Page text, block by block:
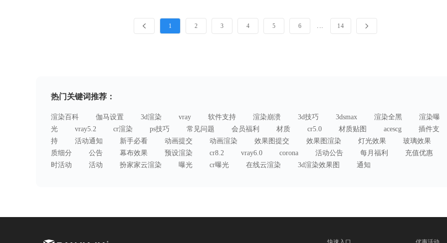
1 2 3 4 5 6 14
热门关键词推荐：
渲染百科 伽马设置 3d渲染 vray 软件支持 渲染崩溃 3d技巧 3dsmax 渲染全黑
渲染曝
光
vray5.2 cr渲染 ps技巧 常见问题 会员福利 材质 cr5.0 材质贴图 acescg
插件支
持
活动通知 新手必看 动画提交 动画渲染 效果图提交 效果图渲染 灯光效果 玻璃效果
质细分
公告 幕布效果 预设渲染 cr8.2 vray6.0 corona 活动公告 每月福利 充值优惠
时活动
活动 扮家家云渲染 曝光 cr曝光 在线云渲染 3d渲染效果图 通知